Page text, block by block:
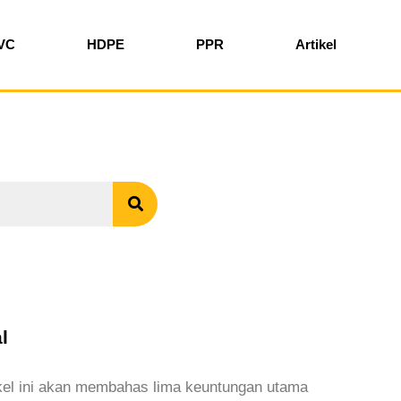
HDPE PPR Artikel
ini akan membahas lima keuntungan utama